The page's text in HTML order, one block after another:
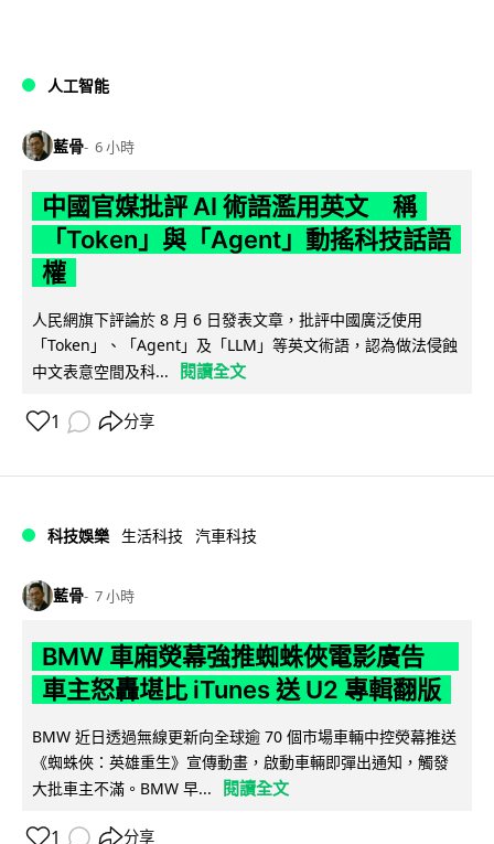
人工智能
藍骨 6 小時
中國官媒批評 AI 術語濫用英文 稱
「Token」與「Agent」動搖科技話語
權
人民網旗下評論於 8 月 6 日發表文章，批評中國廣泛使用
「Token」、「Agent」及「LLM」等英文術語，認為做法侵蝕
中文表意空間及科...
閱讀全文
1 分享
科技娛樂 生活科技 汽車科技
藍骨 7 小時
BMW 車廂熒幕強推蜘蛛俠電影廣告
車主怒轟堪比 iTunes 送 U2 專輯翻版
BMW 近日透過無線更新向全球逾 70 個市場車輛中控熒幕推送
《蜘蛛俠：英雄重生》宣傳動畫，啟動車輛即彈出通知，觸發
大批車主不滿。BMW 早...
閱讀全文
1 分享